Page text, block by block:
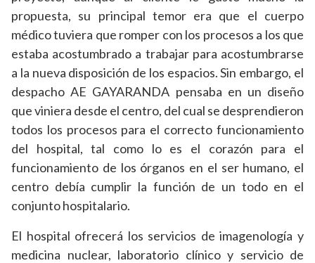
propuesta, su principal temor era que el cuerpo
médico tuviera que romper con los procesos a los que
estaba acostumbrado a trabajar para acostumbrarse
a la nueva disposición de los espacios. Sin embargo, el
despacho AE GAYARANDA pensaba en un diseño
que viniera desde el centro, del cual se desprendieron
todos los procesos para el correcto funcionamiento
del hospital, tal como lo es el corazón para el
funcionamiento de los órganos en el ser humano, el
centro debía cumplir la función de un todo en el
conjunto hospitalario.
El hospital ofrecerá los servicios de imagenología y
medicina nuclear, laboratorio clínico y servicio de